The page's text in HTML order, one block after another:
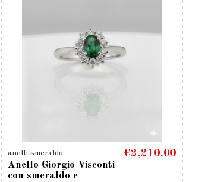
anelli smeraldo
Anello Giorgio Visconti
con smeraldo e
€2,210.00